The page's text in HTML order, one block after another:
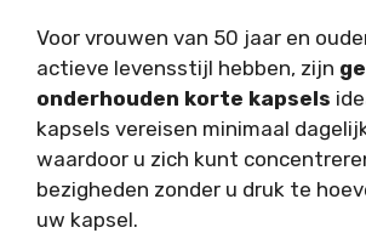
Voor vrouwen van 50 jaar en
actieve levensstijl hebben, zijn
onderhouden korte kapsels
kapsels vereisen minimaal
waardoor u zich kunt
bezigheden zonder u druk te
uw kapsel.